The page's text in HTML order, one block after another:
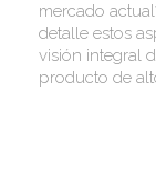
mercado
detalle estos
visión integral
producto de